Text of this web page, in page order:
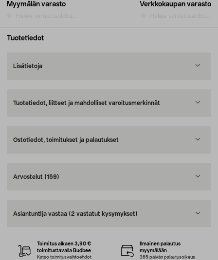
Myymälän varasto Verkkokaupan varasto
Tuotetiedot
Lisätietoja
Tuotetiedot, liitteet ja mahdolliset varoitusmerkinnät
Ostotiedot, toimitukset ja palautukset
Arvostelut (159)
Asiantuntija vastaa (2 vastatut kysymykset)
Toimitus alkaen 3,90 €
toimitustavalla Budbee
Katso toimitusvaihtoehdot
Ilmainen palautus
myymälään
365 päivän palautusoikeus